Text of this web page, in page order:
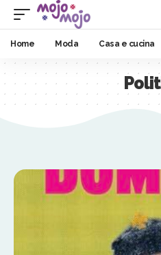
Home Moda Casa e cucina